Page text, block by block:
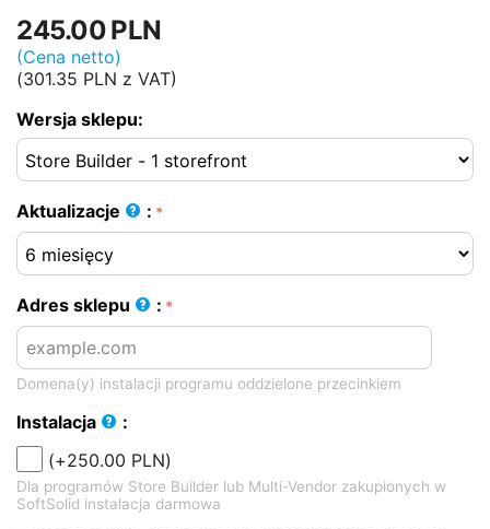
245.00PLN
(Cena netto)
(301.35 PLN z VAT)
Wersja sklepu:
Aktualizacje :
Adres sklepu :
Domena(y) instalacji programu oddzielone przecinkiem
Instalacja
:
(+250.00 PLN)
Dla programów Store Builder lub Multi-Vendor zakupionych w
SoftSolid instalacja darmowa